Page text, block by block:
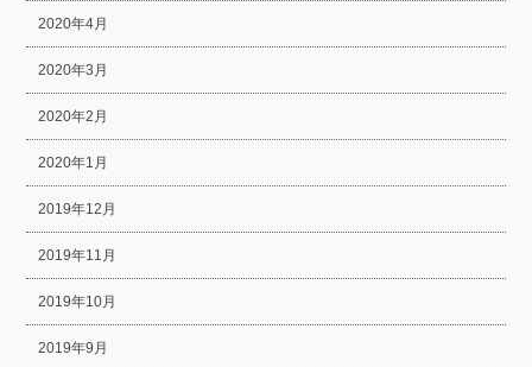
2020年4月
2020年3月
2020年2月
2020年1月
2019年12月
2019年11月
2019年10月
2019年9月